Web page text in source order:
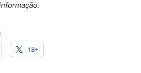
18+